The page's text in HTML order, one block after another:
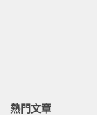
熱門文章